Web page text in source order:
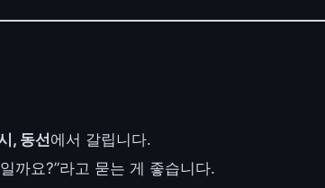
, 동선에서 갈립니다.
까요?”라고 묻는 게 좋습니다.